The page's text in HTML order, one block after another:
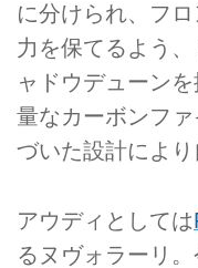
に分けられ、フ
力を保てるよう
ャドウデューン
量なカーボンフ
づいた設計により
アウディとしては
るヌヴォラーリ